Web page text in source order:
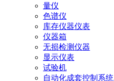
量仪
色谱仪
库存仪器仪表
仪器箱
无损检测仪器
显示仪表
试验机
自动化成套控制系统